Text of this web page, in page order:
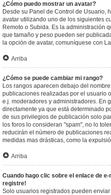
¿Cómo puedo mostrar un avatar?
Desde su Panel de Control de Usuario,
avatar utilizando uno de los siguientes
Remoto o Subida. Es la administración
que tamaño y peso pueden ser
la opción de avatar, comuníquese con
Arriba
¿Cómo se puede cambiar mi rango?
Los rangos aparecen debajo del
publicaciones realizadas por el usuario
e.j. moderadores y administradores. En
directamente ya que está determinado
de sus privilegios de publicación solo
los foros lo consideran "spam", no lo
reducirán el número de publicaciones
medidas mas drásticas, como la
Arriba
Cuando hago clic sobre el enlace de
registre!
Solo usuarios registrados pueden